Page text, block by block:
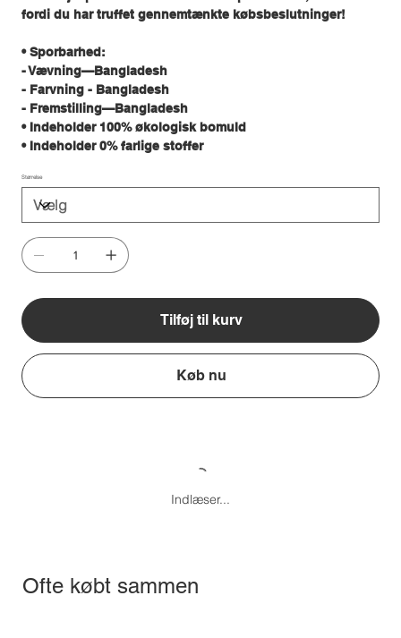
fordi du har truffet gennemtænkte købsbeslutninger!
• Sporbarhed:
- Vævning—Bangladesh
- Farvning - Bangladesh
- Fremstilling—Bangladesh
• Indeholder 100% økologisk bomuld
• Indeholder 0% farlige stoffer
Størrelse
Tilføj til kurv
Køb nu
Indlæser...
Ofte købt sammen